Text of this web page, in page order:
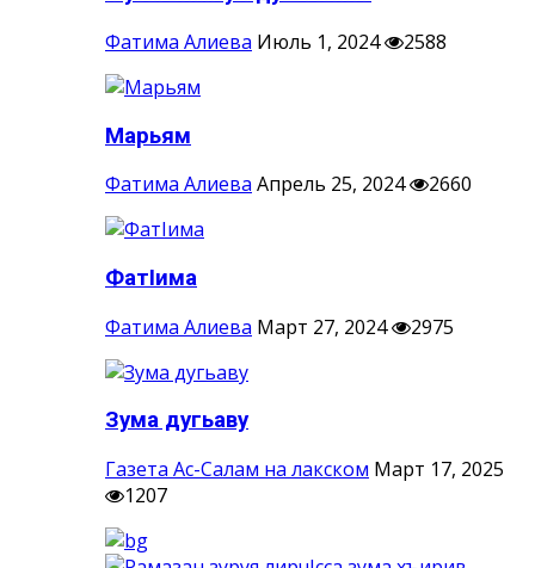
Фатима Алиева Июль 1, 2024 2588
Марьям
Фатима Алиева Апрель 25, 2024 2660
ФатIима
Фатима Алиева Март 27, 2024 2975
Зума дугьаву
Газета Ас-Салам на лакском Март 17, 2025
1207